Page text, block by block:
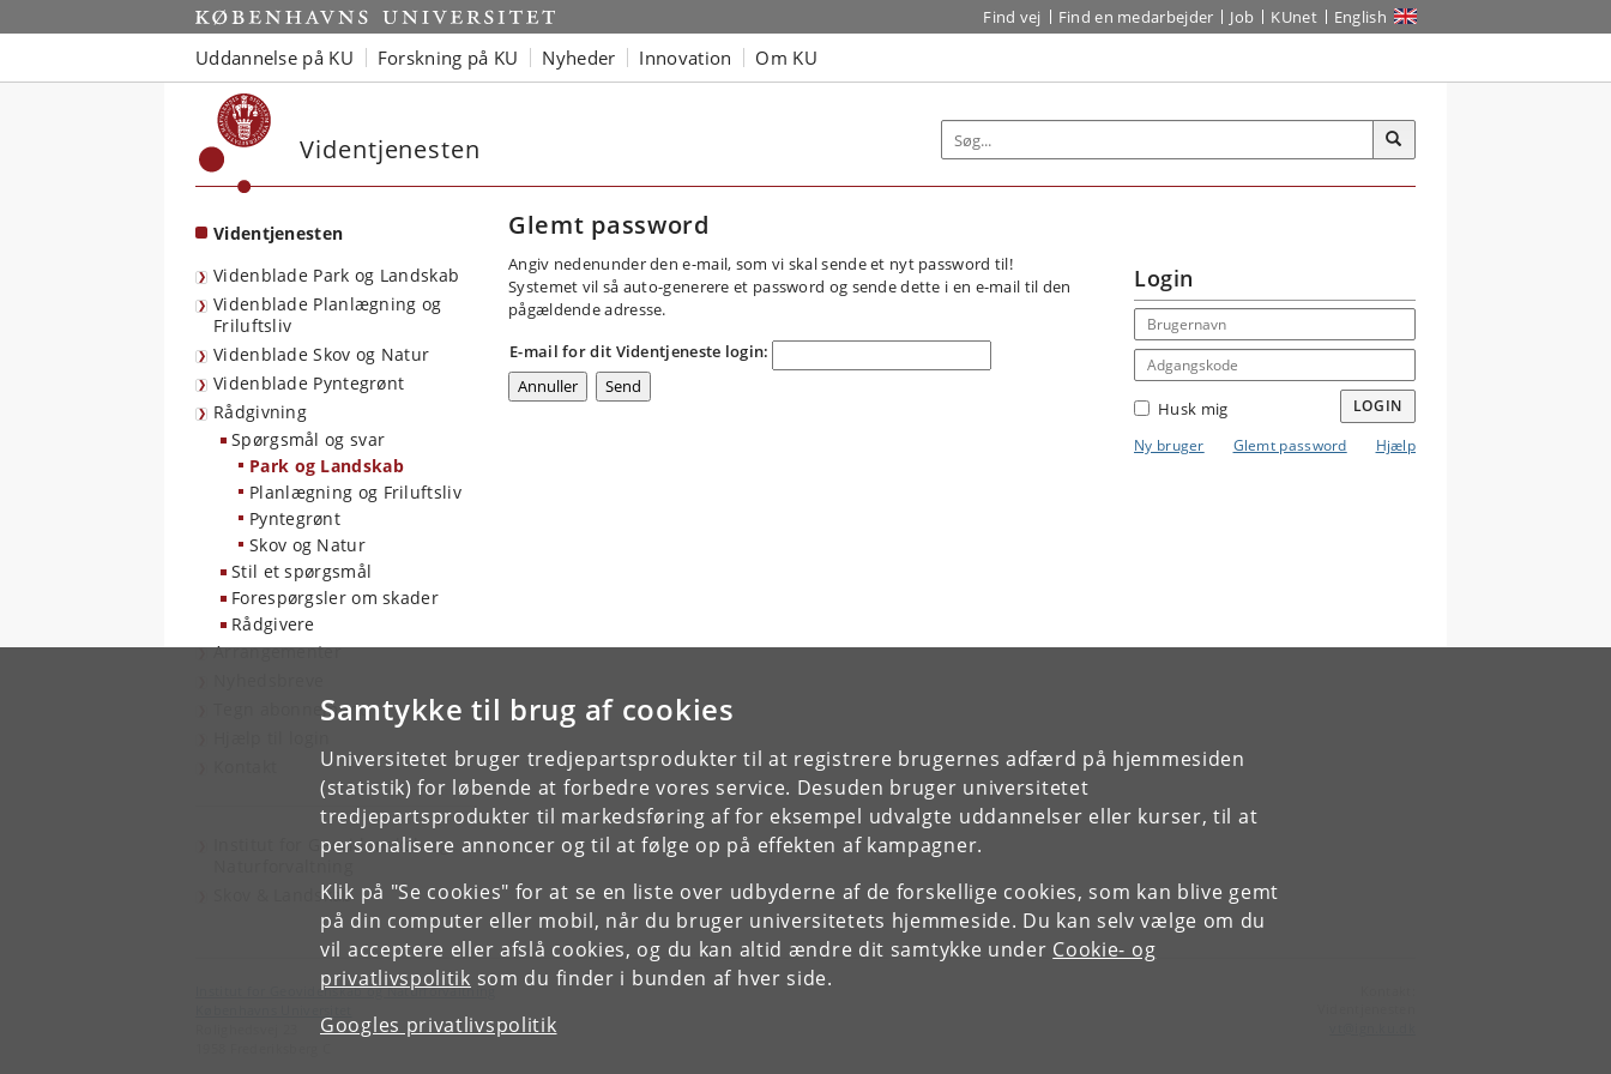
Samtykke til brug af cookies
Universitetet bruger tredjepartsprodukter til at registrere brugernes adfærd på hjemmesiden
(statistik) for løbende at forbedre vores service. Desuden bruger universitetet
tredjepartsprodukter til markedsføring af for eksempel udvalgte uddannelser eller kurser, til at
personalisere annoncer og til at følge op på effekten af kampagner.
Klik på "Se cookies" for at se en liste over udbyderne af de forskellige cookies, som kan blive gemt
på din computer eller mobil, når du bruger universitetets hjemmeside. Du kan selv vælge om du
vil acceptere eller afslå cookies, og du kan altid ændre dit samtykke under Cookie- og
privatlivspolitik som du finder i bunden af hver side.
Googles privatlivspolitik
Start Find vej Find en medarbejder Job KUnet English
Uddannelse på KU Forskning på KU Nyheder Innovation Om KU
Videntjenesten
Videntjenesten
Videnblade Park og Landskab
Videnblade Planlægning og
Friluftsliv
Videnblade Skov og Natur
Videnblade Pyntegrønt
Rådgivning
Spørgsmål og svar
Park og Landskab
Planlægning og Friluftsliv
Pyntegrønt
Skov og Natur
Stil et spørgsmål
Forespørgsler om skader
Rådgivere
Arrangementer
Tegn abonnement
Institut for Geovidenskab og
Skov & Landskab
Glemt password
Angiv nedenunder den e-mail, som vi skal sende et nyt password til!
Systemet vil så auto-generere et password og sende dette i en e-mail til den
pågældende adresse.
E-mail for dit Videntjeneste login:
Login
Email address
Adgangskode
Husk mig
LOGIN
Ny bruger
Glemt password Hjælp
Institut for Geovidenskab og Naturforvaltning